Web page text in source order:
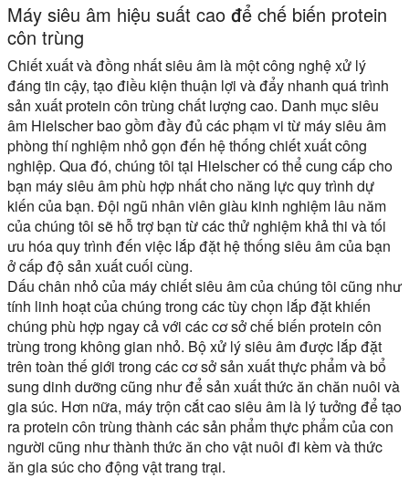
Máy siêu âm hiệu suất cao để chế biến protein
côn trùng
Chiết xuất và đồng nhất siêu âm là một công nghệ xử lý
đáng tin cậy, tạo điều kiện thuận lợi và đẩy nhanh quá trình
sản xuất protein côn trùng chất lượng cao. Danh mục siêu
âm Hielscher bao gồm đầy đủ các phạm vi từ máy siêu âm
phòng thí nghiệm nhỏ gọn đến hệ thống chiết xuất công
nghiệp. Qua đó, chúng tôi tại Hielscher có thể cung cấp cho
bạn máy siêu âm phù hợp nhất cho năng lực quy trình dự
kiến của bạn. Đội ngũ nhân viên giàu kinh nghiệm lâu năm
của chúng tôi sẽ hỗ trợ bạn từ các thử nghiệm khả thi và tối
ưu hóa quy trình đến việc lắp đặt hệ thống siêu âm của bạn
ở cấp độ sản xuất cuối cùng.
Dấu chân nhỏ của máy chiết siêu âm của chúng tôi cũng như
tính linh hoạt của chúng trong các tùy chọn lắp đặt khiến
chúng phù hợp ngay cả với các cơ sở chế biến protein côn
trùng trong không gian nhỏ. Bộ xử lý siêu âm được lắp đặt
trên toàn thế giới trong các cơ sở sản xuất thực phẩm và bổ
sung dinh dưỡng cũng như để sản xuất thức ăn chăn nuôi và
gia súc. Hơn nữa, máy trộn cắt cao siêu âm là lý tưởng để tạo
ra protein côn trùng thành các sản phẩm thực phẩm của con
người cũng như thành thức ăn cho vật nuôi đi kèm và thức
ăn gia súc cho động vật trang trại.